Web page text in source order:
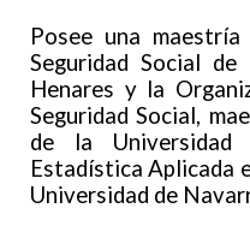
Posee una
Seguridad Social
Henares y la
Seguridad Social,
de la Universidad
Estadística Aplicada
Universidad de